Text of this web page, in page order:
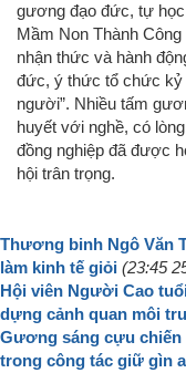
gương đạo đức, tự học
Mầm Non Thành
nhận thức và hành
đức, ý thức tổ chức kỷ
người”. Nhiều tấm
huyết với nghề, có
đồng nghiệp đã được
hội trân trọng.
Thương binh Ngô Văn
làm kinh tế giỏi (23:45
Hội viên Người Cao
dựng cảnh quan môi
Gương sáng cựu chiến
trong công tác giữ gìn